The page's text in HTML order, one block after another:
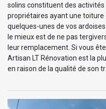
solins constituent des
propriétaires ayant une toiture
quelques-unes de vos
le mieux est de ne pas
leur remplacement. Si vous
Artisan LT Rénovation est la
en raison de la qualité de son